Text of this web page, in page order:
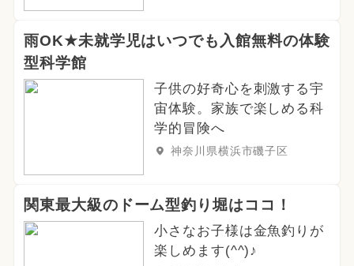
雨OK★未就学児はいつでも入館無料の体験
型科学館
子供の好奇心を刺激する宇
宙体験。家族で楽しめる科
学的冒険へ
神奈川県横浜市磯子区
関東最大級のドーム型釣り堀はココ！
小さなお子様は金魚釣りが
楽しめます(^^)♪